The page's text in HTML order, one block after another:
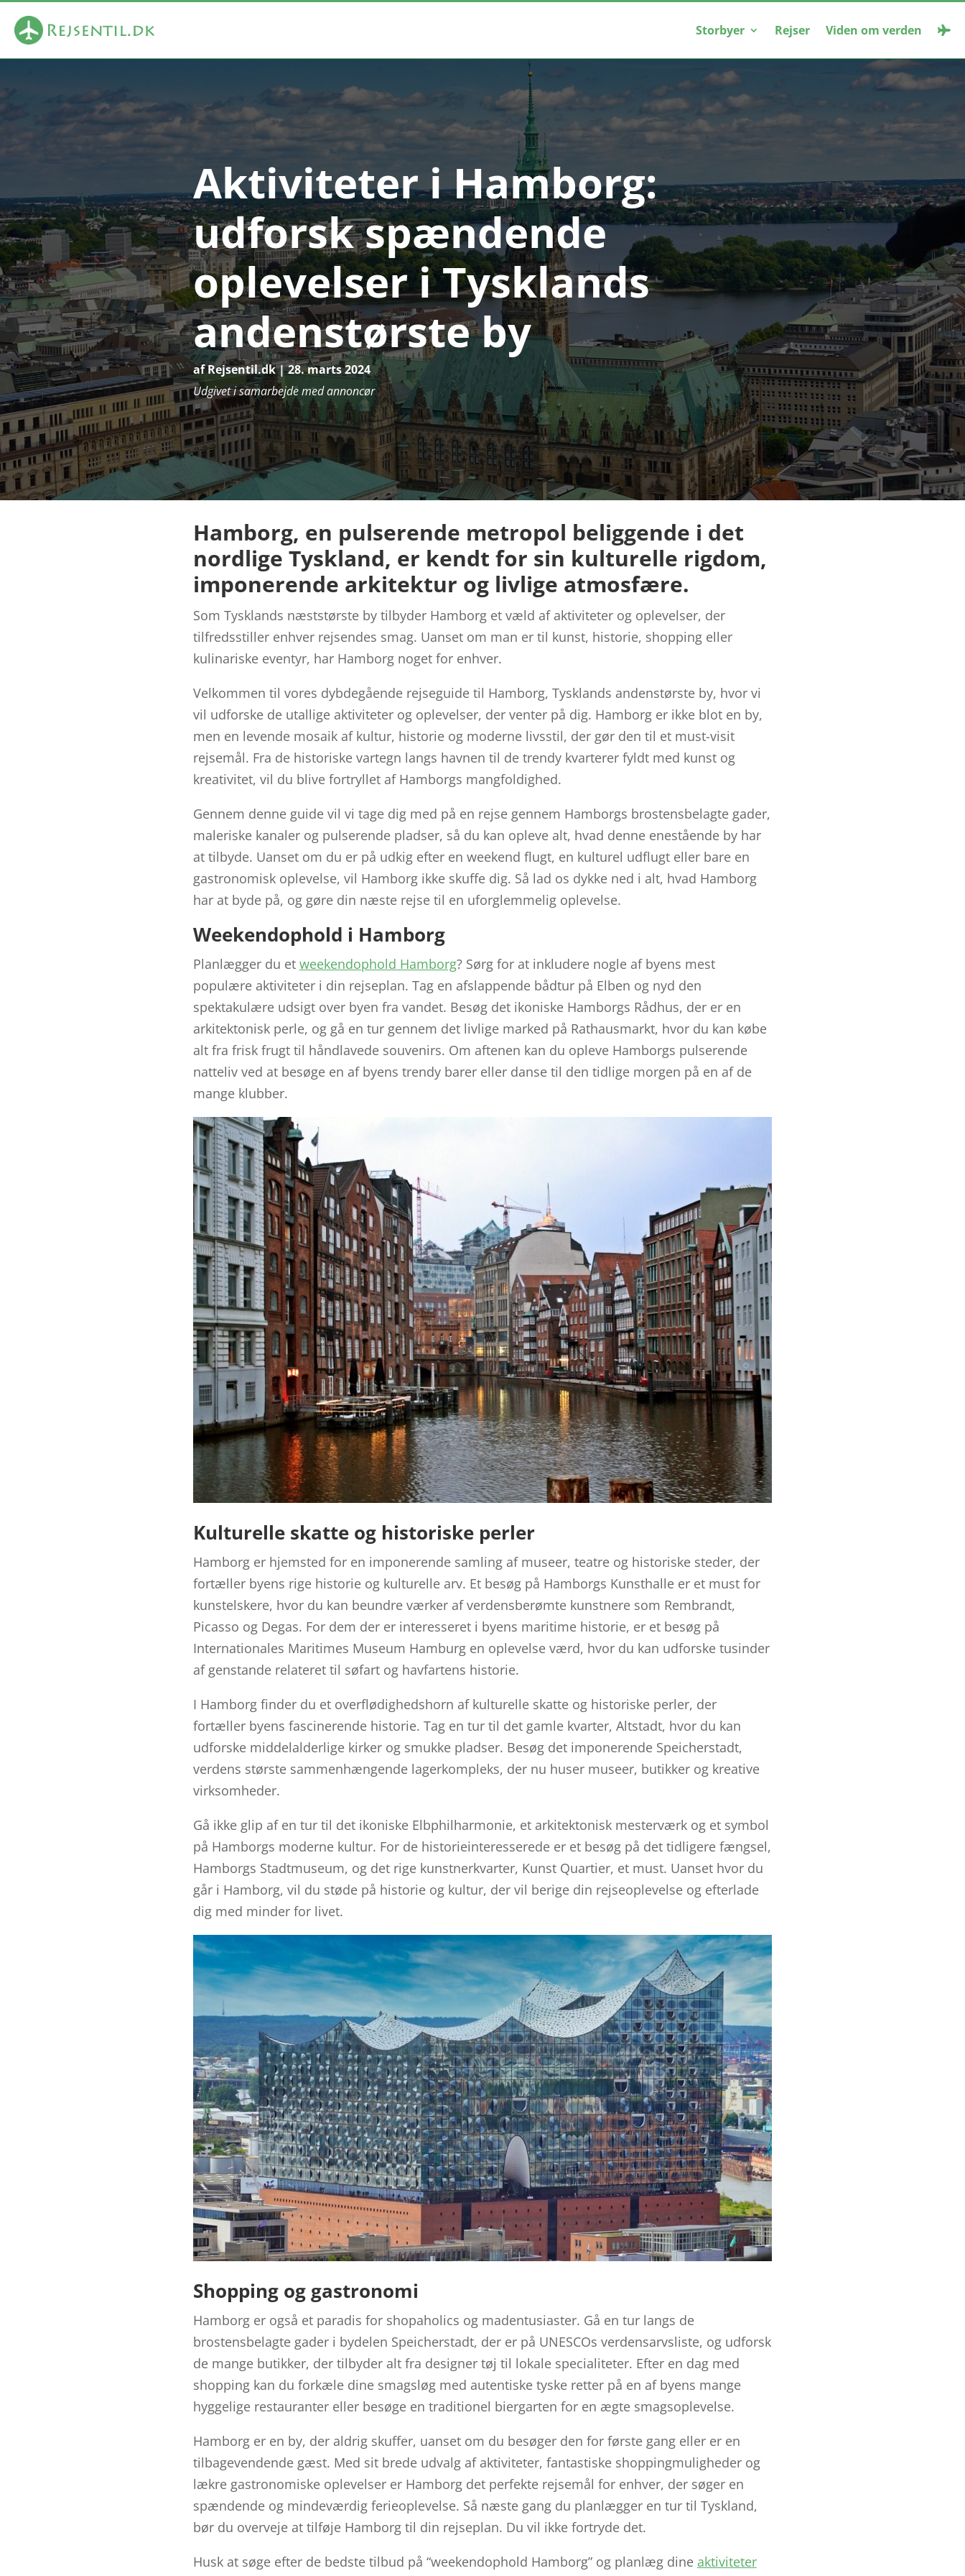
Storbyer Rejser Viden om verden
Aktiviteter i Hamborg:
udforsk spændende
oplevelser i Tysklands
andenstørste by
afRejsentil.dk|28. marts 2024
Udgivet i samarbejde med annoncør
Hamborg, en pulserende metropol beliggende i det
nordlige Tyskland, er kendt for sin kulturelle rigdom,
imponerende arkitektur og livlige atmosfære.
Som Tysklands næststørste by tilbyder Hamborg et væld af aktiviteter og oplevelser, der
tilfredsstiller enhver rejsendes smag. Uanset om man er til kunst, historie, shopping eller
kulinariske eventyr, har Hamborg noget for enhver.
Velkommen til vores dybdegående rejseguide til Hamborg, Tysklands andenstørste by, hvor vi
vil udforske de utallige aktiviteter og oplevelser, der venter på dig. Hamborg er ikke blot en by,
men en levende mosaik af kultur, historie og moderne livsstil, der gør den til et must-visit
rejsemål. Fra de historiske vartegn langs havnen til de trendy kvarterer fyldt med kunst og
kreativitet, vil du blive fortryllet af Hamborgs mangfoldighed.
Gennem denne guide vil vi tage dig med på en rejse gennem Hamborgs brostensbelagte gader,
maleriske kanaler og pulserende pladser, så du kan opleve alt, hvad denne enestående by har
at tilbyde. Uanset om du er på udkig efter en weekend flugt, en kulturel udflugt eller bare en
gastronomisk oplevelse, vil Hamborg ikke skuffe dig. Så lad os dykke ned i alt, hvad Hamborg
har at byde på, og gøre din næste rejse til en uforglemmelig oplevelse.
Weekendophold i Hamborg
Planlægger du et weekendophold Hamborg? Sørg for at inkludere nogle af byens mest
populære aktiviteter i din rejseplan. Tag en afslappende bådtur på Elben og nyd den
spektakulære udsigt over byen fra vandet. Besøg det ikoniske Hamborgs Rådhus, der er en
arkitektonisk perle, og gå en tur gennem det livlige marked på Rathausmarkt, hvor du kan købe
alt fra frisk frugt til håndlavede souvenirs. Om aftenen kan du opleve Hamborgs pulserende
natteliv ved at besøge en af ​​byens trendy barer eller danse til den tidlige morgen på en af de
mange klubber.
Kulturelle skatte og historiske perler
Hamborg er hjemsted for en imponerende samling af museer, teatre og historiske steder, der
fortæller byens rige historie og kulturelle arv. Et besøg på Hamborgs Kunsthalle er et must for
kunstelskere, hvor du kan beundre værker af verdensberømte kunstnere som Rembrandt,
Picasso og Degas. For dem der er interesseret i byens maritime historie, er et besøg på
Internationales Maritimes Museum Hamburg en oplevelse værd, hvor du kan udforske tusinder
af genstande relateret til søfart og havfartens historie.
I Hamborg finder du et overflødighedshorn af kulturelle skatte og historiske perler, der
fortæller byens fascinerende historie. Tag en tur til det gamle kvarter, Altstadt, hvor du kan
udforske middelalderlige kirker og smukke pladser. Besøg det imponerende Speicherstadt,
verdens største sammenhængende lagerkompleks, der nu huser museer, butikker og kreative
virksomheder.
Gå ikke glip af en tur til det ikoniske Elbphilharmonie, et arkitektonisk mesterværk og et symbol
på Hamborgs moderne kultur. For de historieinteresserede er et besøg på det tidligere fængsel,
Hamborgs Stadtmuseum, og det rige kunstnerkvarter, Kunst Quartier, et must. Uanset hvor du
går i Hamborg, vil du støde på historie og kultur, der vil berige din rejseoplevelse og efterlade
dig med minder for livet.
Shopping og gastronomi
Hamborg er også et paradis for shopaholics og madentusiaster. Gå en tur langs de
brostensbelagte gader i bydelen Speicherstadt, der er på UNESCOs verdensarvsliste, og udforsk
de mange butikker, der tilbyder alt fra designer tøj til lokale specialiteter. Efter en dag med
shopping kan du forkæle dine smagsløg med autentiske tyske retter på en af byens mange
hyggelige restauranter eller besøge en traditionel biergarten for en ægte smagsoplevelse.
Hamborg er en by, der aldrig skuffer, uanset om du besøger den for første gang eller er en
tilbagevendende gæst. Med sit brede udvalg af aktiviteter, fantastiske shoppingmuligheder og
lækre gastronomiske oplevelser er Hamborg det perfekte rejsemål for enhver, der søger en
spændende og mindeværdig ferieoplevelse. Så næste gang du planlægger en tur til Tyskland,
bør du overveje at tilføje Hamborg til din rejseplan. Du vil ikke fortryde det.
Husk at søge efter de bedste tilbud på “weekendophold Hamborg” og planlæg dine aktiviteter